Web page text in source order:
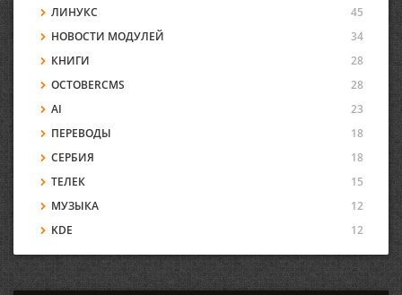
ЛИНУКС
45
НОВОСТИ МОДУЛЕЙ
34
КНИГИ
28
OCTOBERCMS
28
AI
23
ПЕРЕВОДЫ
18
СЕРБИЯ
18
ТЕЛЕК
15
МУЗЫКА
12
KDE
12